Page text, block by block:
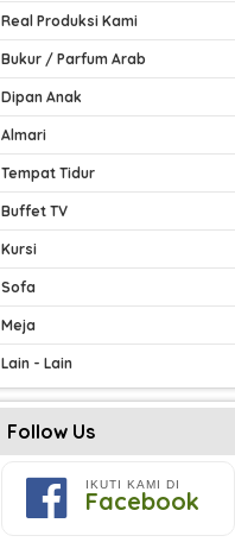
Real Produksi Kami
Bukur / Parfum Arab
Dipan Anak
Almari
Tempat Tidur
Buffet TV
Kursi
Sofa
Meja
Lain - Lain
Follow Us
IKUTI KAMI DI
Facebook